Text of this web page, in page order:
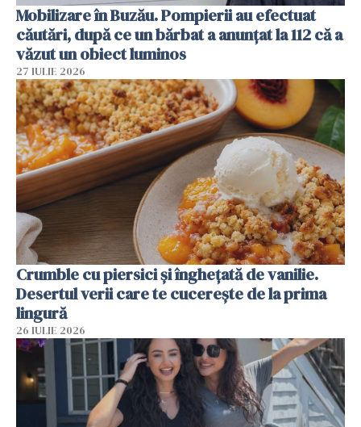
Mobilizare în Buzău. Pompierii au efectuat
căutări, după ce un bărbat a anunțat la 112 că a
văzut un obiect luminos
27 IULIE 2026
Crumble cu piersici și înghețată de vanilie.
Desertul verii care te cucerește de la prima
lingură
26 IULIE 2026